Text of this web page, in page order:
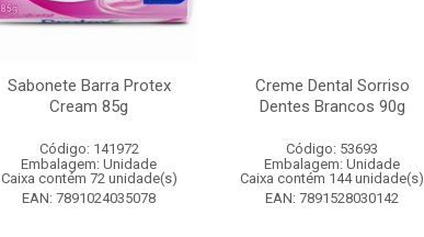
Sabonete Barra Protex
Cream 85g
Código: 141972
Embalagem: Unidade
Caixa contém 72 unidade(s)
EAN: 7891024035078
Creme Dental Sorriso
Dentes Brancos 90g
Código: 53693
Embalagem: Unidade
Caixa contém 144 unidade(s)
EAN: 7891528030142